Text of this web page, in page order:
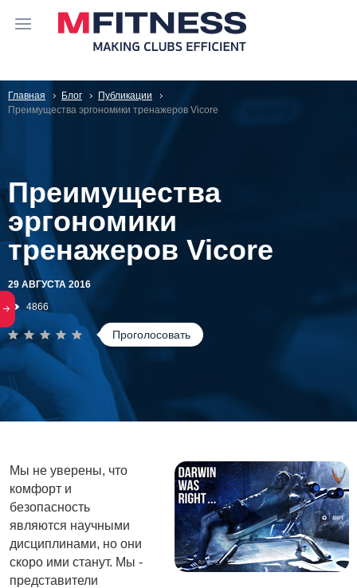
Главная Блог
Публикации
Преимущества эргономики тренажеров Vicore
Преимущества
эргономики
тренажеров Vicore
29 АВГУСТА 2016
4866
Проголосовать
Мы не уверены, что
комфорт и
безопасность
являются научными
дисциплинами, но они
скоро ими станут. Мы -
представители